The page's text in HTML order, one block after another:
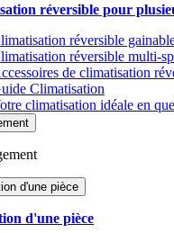
réversible pour
réversible
réversible multi-
de climatisation
Climatisation
climatisation idéale en
d'une pièce
d'une pièce